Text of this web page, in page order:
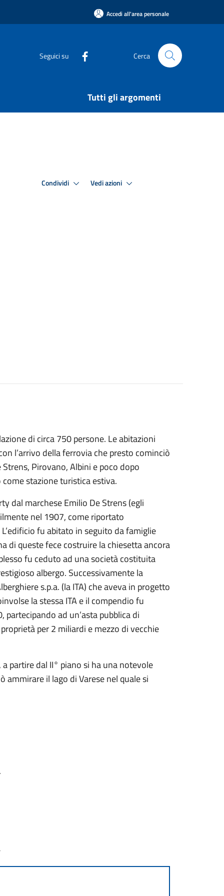
Accedi all'area personale
Seguici su Cerca
Tutti gli argomenti
Condividi Vedi azioni
di circa 750 persone. Le abitazioni
l’arrivo della ferrovia che presto cominciò
Pirovano, Albini e poco dopo
stazione turistica estiva.
dal marchese Emilio De Strens (egli
nel 1907, come riportato
fu abitato in seguito da famiglie
di queste fece costruire la chiesetta ancora
fu ceduto ad una società costituita
albergo. Successivamente la
s.p.a. (la ITA) che aveva in progetto
la stessa ITA e il compendio fu
ad un’asta pubblica di
per 2 miliardi e mezzo di vecchie
partire dal II° piano si ha una notevole
il lago di Varese nel quale si